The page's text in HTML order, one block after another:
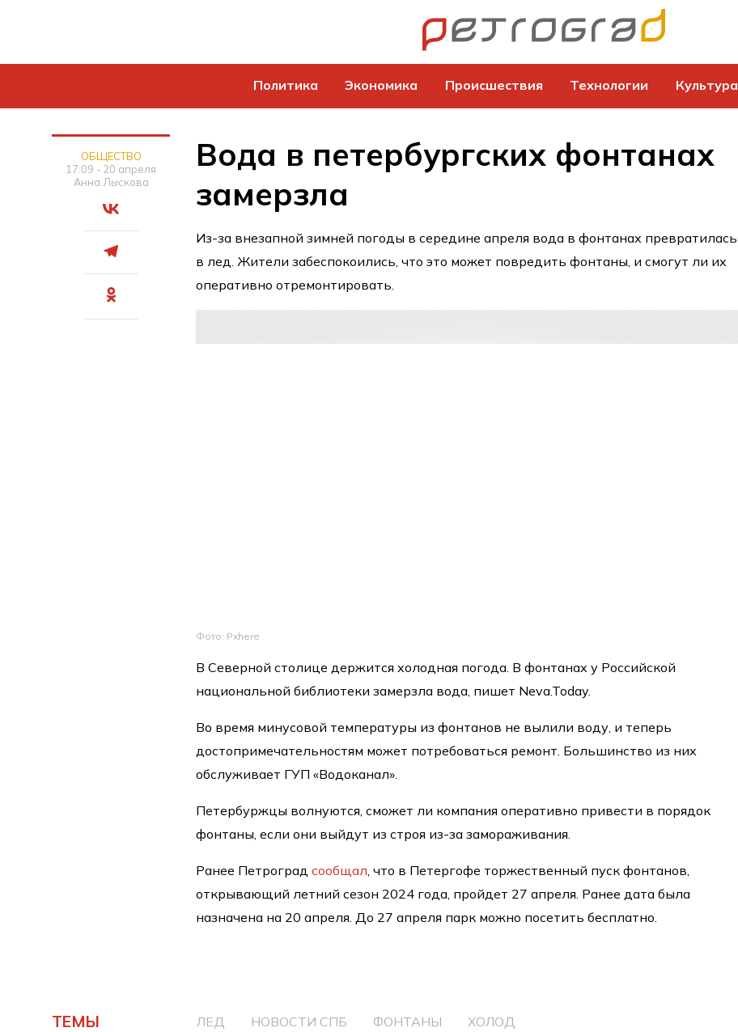
Политика Экономика Происшествия Технологии Культура
ОБЩЕСТВО
17:09 - 20 апреля
Анна Лыскова
Вода в петербургских фонтанах
замерзла
Из-за внезапной зимней погоды в середине апреля вода в фонтанах превратилась
в лед. Жители забеспокоились, что это может повредить фонтаны, и смогут ли их
оперативно отремонтировать.
Фото: Pxhere
В Северной столице держится холодная погода. В фонтанах у Российской
национальной библиотеки замерзла вода, пишет Neva.Today.
Во время минусовой температуры из фонтанов не вылили воду, и теперь
достопримечательностям может потребоваться ремонт. Большинство из них
обслуживает ГУП «Водоканал».
Петербуржцы волнуются, сможет ли компания оперативно привести в порядок
фонтаны, если они выйдут из строя из-за замораживания.
Ранее Петроградсообщал , что в Петергофе торжественный пуск фонтанов,
открывающий летний сезон 2024 года, пройдет 27 апреля. Ранее дата была
назначена на 20 апреля. До 27 апреля парк можно посетить бесплатно.
ТЕМЫ ЛЕД НОВОСТИ СПБ ФОНТАНЫ ХОЛОД